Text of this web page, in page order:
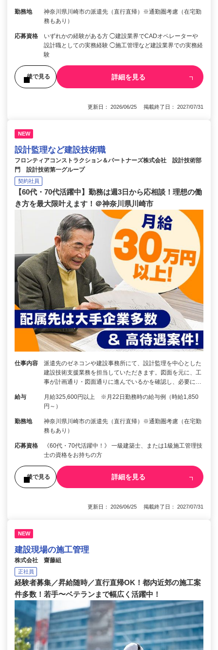
勤務地
神奈川県川崎市の派遣先（直行直帰）※通勤圏考慮（在宅勤
務もあり）
応募資格
いずれかの経験がある方 ◯建設業界でCADオペレーターや
設計職としての実務経験 ◯施工管理など建設業界での実務経
験
後で見る 詳細を見る
更新日： 2026/06/25 掲載終了日： 2027/07/31
NEW
設計監理など建設技術職
フロンティアコンストラクション＆パートナーズ株式会社 設計技術部
門 設計技術第一グループ
契約社員
【60代・70代活躍中】勤務は週3日から応相談！理想の働
き方を最大限叶えます！＠神奈川県川崎市
仕事内容
派遣先のゼネコンや建設事務所にて、設計監理を中心とした
建設技術支援業務を担当していただきます。図面を元に、工
事が計画通り・図面通りに進んでいるかを確認し、必要に…
給与
月給325,600円以上 ※月22日勤務時の給与例（時給1,850
円～）
勤務地
神奈川県川崎市の派遣先（直行直帰）※通勤圏考慮（在宅勤
務もあり）
応募資格
《60代・70代活躍中！》 一級建築士、または1級施工管理技
士の資格をお持ちの方
後で見る 詳細を見る
更新日： 2026/06/25 掲載終了日： 2027/07/31
NEW
建設現場の施工管理
株式会社 齋藤組
正社員
経験者募集／昇給随時／直行直帰OK！都内近郊の施工案
件多数！若手〜ベテランまで幅広く活躍中！